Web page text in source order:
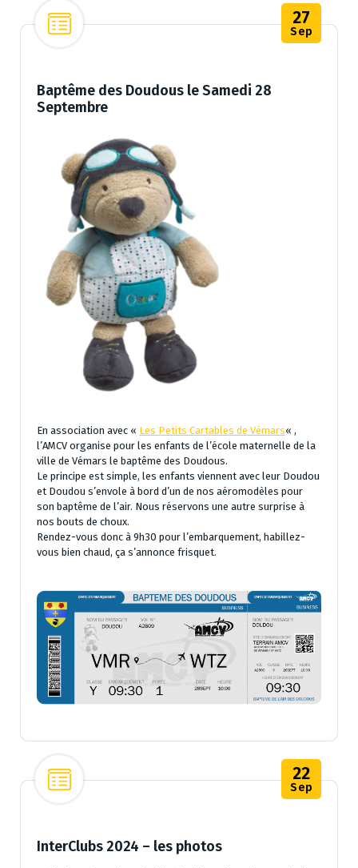
27
Sep
Baptême des Doudous le Samedi 28
Septembre
En association avec « Les Petits Cartables de Vémars« ,
l’AMCV organise pour les enfants de l’école maternelle de la
ville de Vémars le baptême des Doudous.
Le principe est simple, les enfants viennent avec leur Doudou
et Doudou s’envole à bord d’un de nos aéromodèles pour
son baptême de l’air. Nous réservons une autre surprise à
nos bouts de choux.
Rendez-vous donc à 9h30 pour l’embarquement, habillez-
vous bien chaud, ça s’annonce frisquet.
22
Sep
InterClubs 2024 – les photos